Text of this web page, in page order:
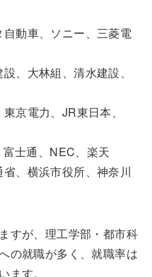
自動車、ソニー、三菱電
、大林組、清水建設、
東京電力、JR東日本、
士通、NEC、楽天
省、横浜市役所、神奈川
すが、理工学部・都市科
の就職が多く、就職率は
ます。